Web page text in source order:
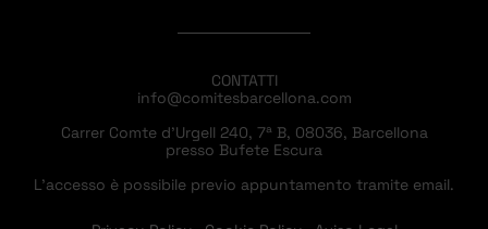
CONTATTI
info@comitesbarcellona.com
Carrer Comte d’Urgell 240, 7ª B, 08036, Barcellona
presso Bufete Escura
L’accesso è possibile previo appuntamento tramite email.